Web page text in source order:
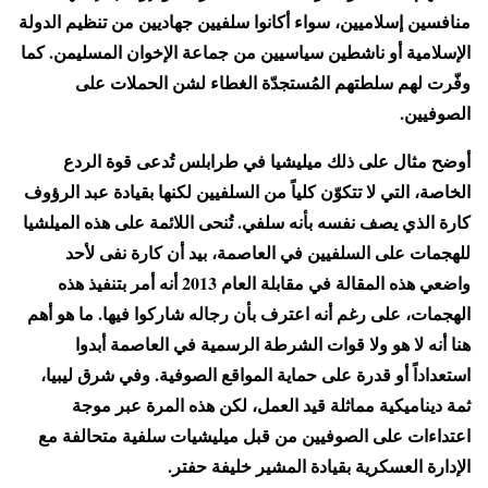
منافسين إسلاميين، سواء أكانوا سلفيين جهاديين من تنظيم الدولة
الإسلامية أو ناشطين سياسيين من جماعة الإخوان المسليمن. كما
وفّرت لهم سلطتهم المُستجدّة الغطاء لشن الحملات على
الصوفيين.
أوضح مثال على ذلك ميليشيا في طرابلس تُدعى قوة الردع
الخاصة، التي لا تتكوّن كلياً من السلفيين لكنها بقيادة عبد الرؤوف
كارة الذي يصف نفسه بأنه سلفي. تُنحى اللائمة على هذه الميلشيا
للهجمات على السلفيين في العاصمة، بيد أن كارة نفى لأحد
واضعي هذه المقالة في مقابلة العام 2013 أنه أمر بتنفيذ هذه
الهجمات، على رغم أنه اعترف بأن رجاله شاركوا فيها. ما هو أهم
هنا أنه لا هو ولا قوات الشرطة الرسمية في العاصمة أبدوا
استعداداً أو قدرة على حماية المواقع الصوفية. وفي شرق ليبيا،
ثمة ديناميكية مماثلة قيد العمل، لكن هذه المرة عبر موجة
اعتداءات على الصوفيين من قبل ميليشيات سلفية متحالفة مع
الإدارة العسكرية بقيادة المشير خليفة حفتر.